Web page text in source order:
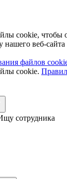
cookie, чтобы
веб-сайта
файлов
cookie.
сотрудника